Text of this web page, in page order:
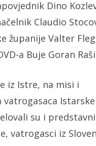
Dino
Claudio
županije Valter
a Buje Goran
iz Istre, na misi i
vatrogasaca Istarske
su i
vatrogasci iz